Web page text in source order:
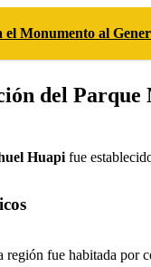
el Monumento al
del Parque
Huapi fue
región fue habitada por